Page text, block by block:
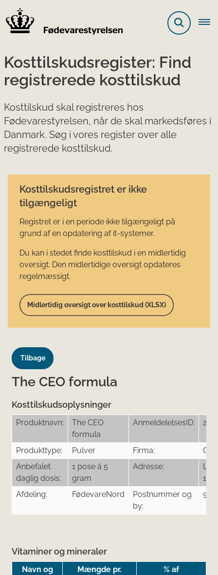
Kosttilskudsregister: Find
registrerede kosttilskud
Kosttilskud skal registreres hos
Fødevarestyrelsen, når de skal markedsføres i
Danmark. Søg i vores register over alle
registrerede kosttilskud.
Kosttilskudsregistret er ikke
tilgængeligt
Registret er i en periode ikke tilgængeligt på
grund af en opdatering af it-systemer.
Du kan i stedet finde kosttilskud i en midlertidig
oversigt. Den midlertidige oversigt opdateres
regelmæssigt.
Midlertidig oversigt over kosttilskud (XLSX)
Tilbage
The CEO formula
Kosttilskudsoplysninger
Produktnavn:
The CEO
formula
AnmeldelelsesID:
Produkttype: Pulver Firma:
Anbefalet
daglig dosis:
1 pose á 5
gram
Adresse:
16
Afdeling:
FødevareNord
Postnummer og
by:
Vitaminer og mineraler
Navn og
Mængde pr.
% af